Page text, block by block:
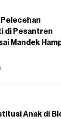
Pelecehan
di Pesantren
Mandek
Anak di